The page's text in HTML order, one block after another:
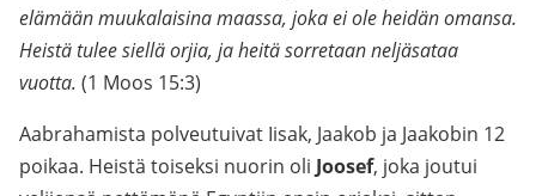
elämään muukalaisina maassa, joka ei ole heidän omansa.
Heistä tulee siellä orjia, ja heitä sorretaan neljäsataa
vuotta. (1 Moos 15:3)
Aabrahamista polveutuivat Iisak, Jaakob ja Jaakobin 12
poikaa. Heistä toiseksi nuorin oli Joosef, joka joutui